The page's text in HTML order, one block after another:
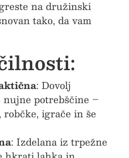
na družinski
tako, da vam
: Dovolj
nujne potrebščine –
igrače in še
: Izdelana iz trpežne